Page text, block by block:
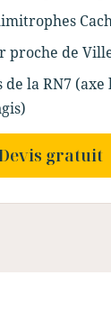
proche de
de la RN7
gratuit